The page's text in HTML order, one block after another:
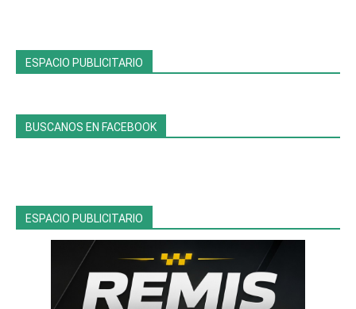
ESPACIO PUBLICITARIO
BUSCANOS EN FACEBOOK
ESPACIO PUBLICITARIO